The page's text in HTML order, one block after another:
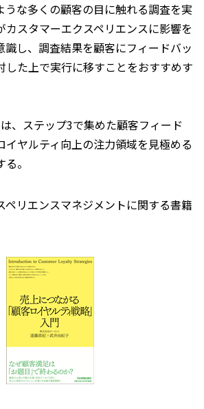
うな多くの顧客の目に触れる調査を実
カスタマーエクスペリエンスに影響を
識し、調査結果を顧客にフィードバッ
した上で実行に移すことをおすすめす
、ステップ3で集めた顧客フィード
イヤルティ向上の注力領域を見極める
。
リエンスマネジメントに関する書籍